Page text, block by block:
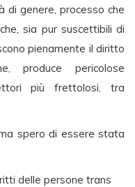
di genere, processo che
sia pur suscettibili di
pienamente il diritto
produce pericolose
più frettolosi, tra
spero di essere stata
delle persone trans